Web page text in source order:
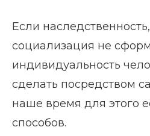
Если
социализация не
индивидуальность
сделать посредством
наше время для этого
способов.